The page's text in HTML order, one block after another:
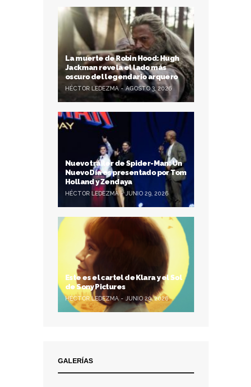
La muerte de Robin Hood: Hugh
Jackman revela el lado más
oscuro del legendario arquero
HÉCTOR LEDEZMA AGOSTO 3, 2026
Nuevo tráiler de Spider-Man: Un
Nuevo Día es presentado por Tom
Holland y Zendaya
HÉCTOR LEDEZMA JUNIO 29, 2026
Este es el cartel de Klara y el Sol
de Sony Pictures
HÉCTOR LEDEZMA JUNIO 29, 2026
GALERÍAS